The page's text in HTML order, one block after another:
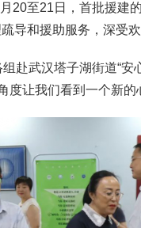
20至21日，首批援建
导和援助服务，深受
赴武汉塔子湖街道“安
度让我们看到一个新